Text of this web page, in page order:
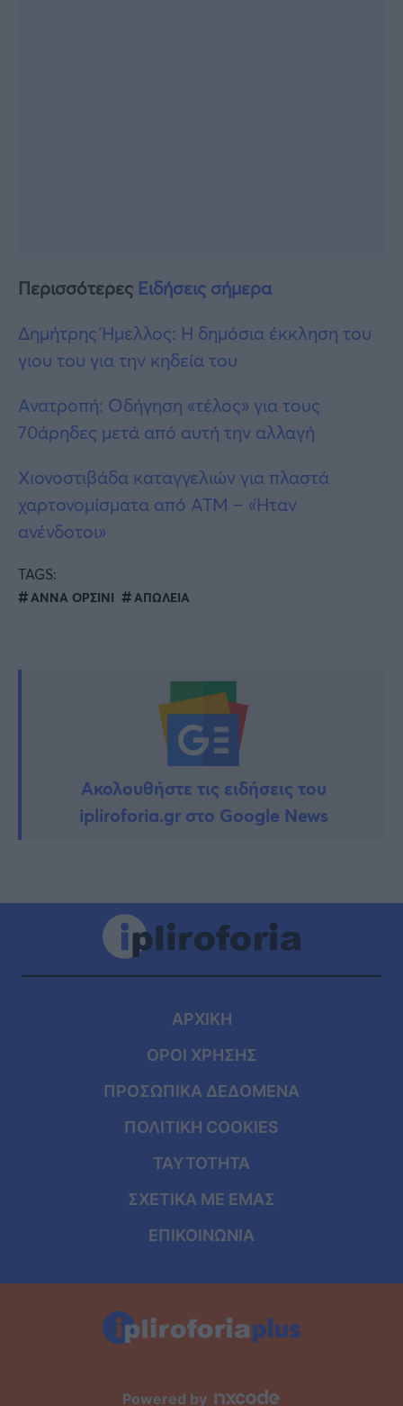
Περισσότερες Ειδήσεις σήμερα
Δημήτρης Ήμελλος: Η δημόσια έκκληση του
γιου του για την κηδεία του
Ανατροπή: Οδήγηση «τέλος» για τους
70άρηδες μετά από αυτή την αλλαγή
Χιονοστιβάδα καταγγελιών για πλαστά
χαρτονομίσματα από ATM – «Ήταν
ανένδοτοι»
TAGS:
ΑΝΝΑ ΟΡΣΙΝΙ ΑΠΩΛΕΙΑ
Ακολουθήστε τις ειδήσεις του
ipliroforia.gr στο Google News
ΑΡΧΙΚΗ
ΟΡΟΙ ΧΡΗΣΗΣ
ΠΡΟΣΩΠΙΚΑ ΔΕΔΟΜΕΝΑ
ΠΟΛΙΤΙΚΗ COOKIES
ΤΑΥΤΟΤΗΤΑ
ΣΧΕΤΙΚΑ ΜΕ ΕΜΑΣ
ΕΠΙΚΟΙΝΩΝΙΑ
Powered by